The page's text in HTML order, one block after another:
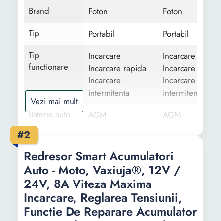
Brand Foton
Foton
Tip
Portabil
Portabil
Tip
functionare
Incarcare
Incarcare rapida
Incarcare
intermitenta
Incarcare
Incarcare rapida
Incarcare
intermitenta
Baterie auto
compatibila
AGM
Start stop
PB-CA
EFB
Li-Ion
AGM
Plumb si acid
Start stop
PB-CA
EFB
Capacitate
240 Ah 240 Ah
Vezi mai mult
#2
Redresor Smart Acumulatori
Auto - Moto, Vaxiuja®, 12V /
24V, 8A Viteza Maxima
Incarcare, Reglarea Tensiunii,
Functie De Reparare Acumulator